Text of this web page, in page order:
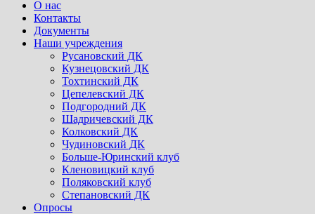
Menu
О нас
Контакты
Документы
Наши учреждения
Русановский ДК
Кузнецовский ДК
Тохтинский ДК
Цепелевский ДК
Подгородний ДК
Шадричевский ДК
Колковский ДК
Чудиновский ДК
Больше-Юринский клуб
Кленовицкий клуб
Поляковский клуб
Степановский ДК
Опросы